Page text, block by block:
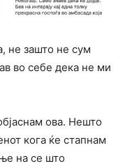
не зашто не сум
во себе дека не ми
ова. Нешто
кога ќе стапнам
на се што